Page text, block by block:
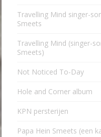
Travelling Mind singer-
Smeets
Travelling Mind (singer-
Smeets)
Not Noticed To-Day
Hole and Corner album
KPN persterijen
Papa Hein Smeets (een